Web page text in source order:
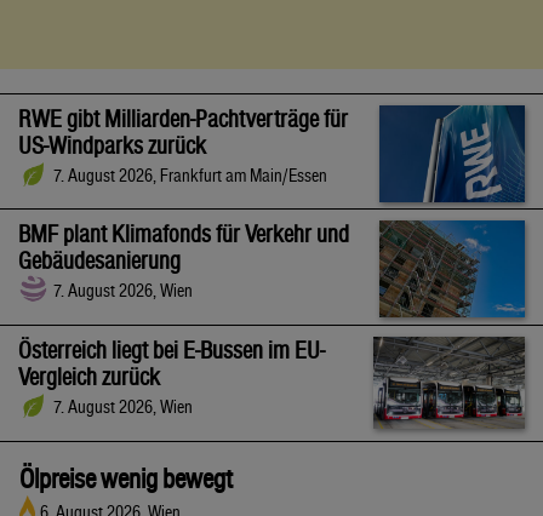
RWE gibt Milliarden-Pachtverträge für
US-Windparks zurück
7. August 2026, Frankfurt am Main/Essen
BMF plant Klimafonds für Verkehr und
Gebäudesanierung
7. August 2026, Wien
Österreich liegt bei E-Bussen im EU-
Vergleich zurück
7. August 2026, Wien
Ölpreise wenig bewegt